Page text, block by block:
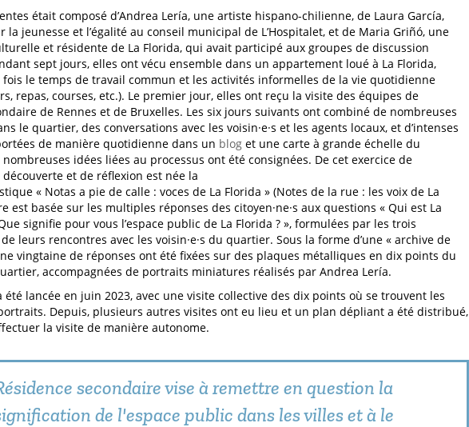
était composé d’Andrea Lería, une artiste hispano-chilienne, de Laura García,
la jeunesse et l’égalité au conseil municipal de L’Hospitalet, et de Maria Griñó, une
et résidente de La Florida, qui avait participé aux groupes de discussion
sept jours, elles ont vécu ensemble dans un appartement loué à La Florida,
fois le temps de travail commun et les activités informelles de la vie quotidienne
repas, courses, etc.). Le premier jour, elles ont reçu la visite des équipes de
de Rennes et de Bruxelles. Les six jours suivants ont combiné de nombreuses
le quartier, des conversations avec les voisin·e·s et les agents locaux, et d’intenses
de manière quotidienne dans un blog et une carte à grande échelle du
idées liées au processus ont été consignées. De cet exercice de
découverte et de réflexion est née la
« Notas a pie de calle : voces de La Florida » (Notes de la rue : les voix de La
est basée sur les multiples réponses des citoyen·ne·s aux questions « Qui est La
signifie pour vous l’espace public de La Florida ? », formulées par les trois
leurs rencontres avec les voisin·e·s du quartier. Sous la forme d’une « archive de
vingtaine de réponses ont été fixées sur des plaques métalliques en dix points du
accompagnées de portraits miniatures réalisés par Andrea Lería.
été lancée en juin 2023, avec une visite collective des dix points où se trouvent les
Depuis, plusieurs autres visites ont eu lieu et un plan dépliant a été distribué,
la visite de manière autonome.
secondaire vise à remettre en question la
de l'espace public dans les villes et à le